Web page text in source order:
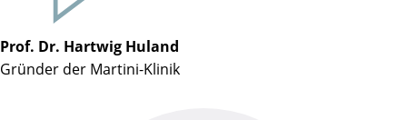
Prof. Dr. Hartwig Huland
Gründer der Martini-Klinik